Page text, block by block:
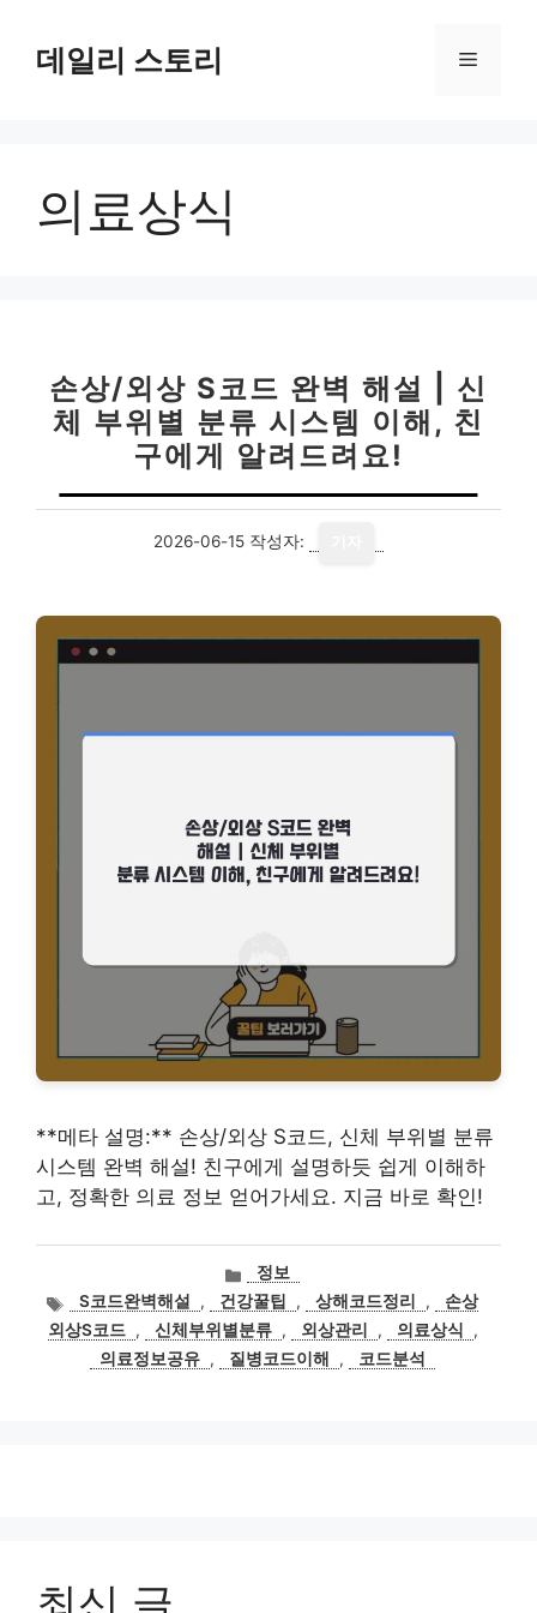
데일리 스토리 메
의료상식
손상/외상 S코드 완벽 해설 | 신
체 부위별 분류 시스템 이해, 친
구에게 알려드려요!
2026-06-15 작성자:
**메타 설명:** 손상/외상 S코드, 신체 부위별 분류
시스템 완벽 해설! 친구에게 설명하듯 쉽게 이해하
고, 정확한 의료 정보 얻어가세요. 지금 바로 확인!
카
테
고
리
정보
태
그
S코드완벽해설 , 건강꿀팁 , 상해코드정리 ,
손상
외상S코드 , 신체부위별분류 , 외상관리 , 의료상식
,
의료정보공유 , 질병코드이해 , 코드분석
최신 글